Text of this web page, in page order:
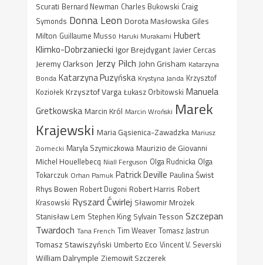
Scurati Bernard Newman Charles Bukowski Craig
Symonds Donna Leon Dorota Masłowska Giles
Milton Guillaume Musso Haruki Murakami Hubert
Klimko-Dobrzaniecki Igor Brejdygant Javier Cercas
Jeremy Clarkson Jerzy Pilch John Grisham Katarzyna
Bonda Katarzyna Puzyńska Krystyna Janda Krzysztof
Koziołek Krzysztof Varga Łukasz Orbitowski Manuela
Gretkowska Marcin Król Marcin Wroński Marek
Krajewski Maria Gąsienica-Zawadzka Mariusz
Ziomecki Maryla Szymiczkowa Maurizio de Giovanni
Michel Houellebecq Niall Ferguson Olga Rudnicka Olga
Tokarczuk Orhan Pamuk Patrick Deville Paulina Świst
Rhys Bowen Robert Dugoni Robert Harris Robert
Krasowski Ryszard Ćwirlej Sławomir Mrożek
Stanisław Lem Stephen King Sylvain Tesson Szczepan
Twardoch Tana French Tim Weaver Tomasz Jastrun
Tomasz Stawiszyński Umberto Eco Vincent V. Severski
William Dalrymple Ziemowit Szczerek